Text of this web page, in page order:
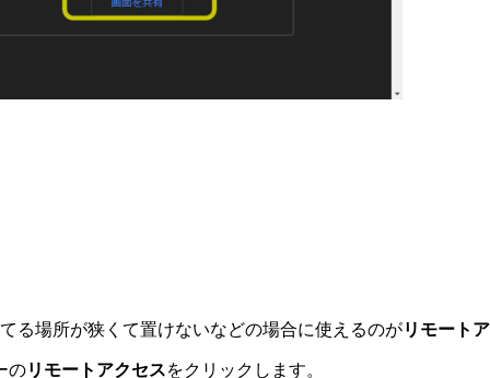
る場所が狭くて置けないなどの場合に使えるのがリモート
のリモートアクセスをクリックします。